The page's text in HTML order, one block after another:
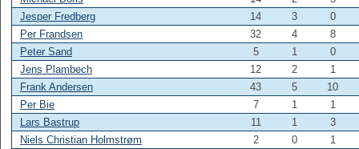
Jesper Fredberg
14 3
0
Per Frandsen
32 4
8
Peter Sand
5 1
0
Jens Plambech
12 2
1
Frank Andersen
43 5
10
Per Bie
7 1
1
Lars Bastrup
11 1
3
Niels Christian Holmstrøm
2 0
1